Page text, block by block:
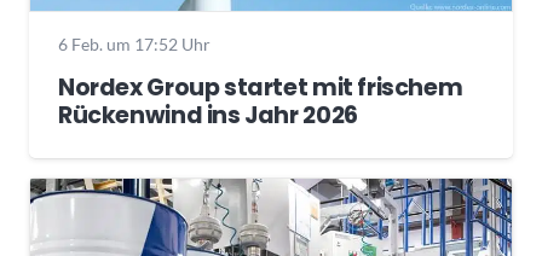
6 Feb. um 17:52 Uhr
Nordex Group startet mit frischem
Rückenwind ins Jahr 2026